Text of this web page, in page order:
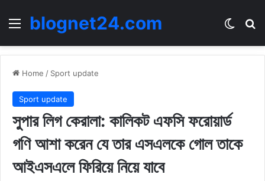
Menublognet24.com
Home / Sport update
Sport update
সুপার লিগ কেরালা: কালিকট এফসি ফরোয়ার্ড
গণি আশা করেন যে তার এসএলকে গোল তাকে
আইএসএলে ফিরিয়ে নিয়ে যাবে